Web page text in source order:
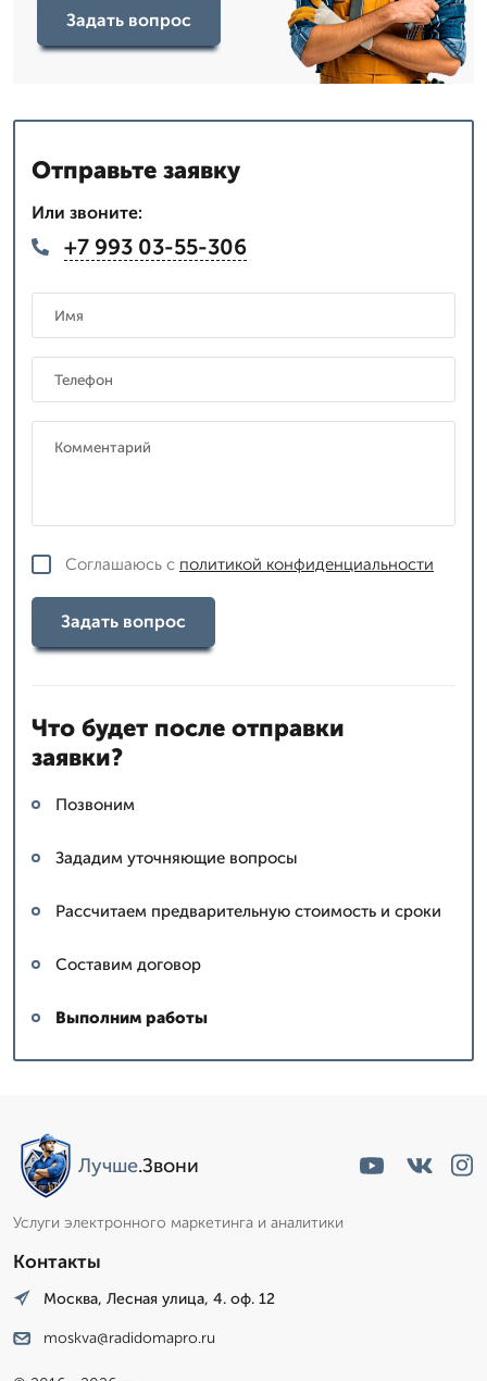
Задать вопрос
Отправьте заявку
Или звоните:
+7 993 03-55-306
Соглашаюсь с политикой конфиденциальности
Задать вопрос
Что будет после отправки
заявки?
Позвоним
Зададим уточняющие вопросы
Рассчитаем предварительную стоимость и сроки
Составим договор
Выполним работы
Лучше.Звони
Услуги электронного маркетинга и аналитики
Контакты
Москва, Лесная улица, 4. оф. 12
moskva@radidomapro.ru